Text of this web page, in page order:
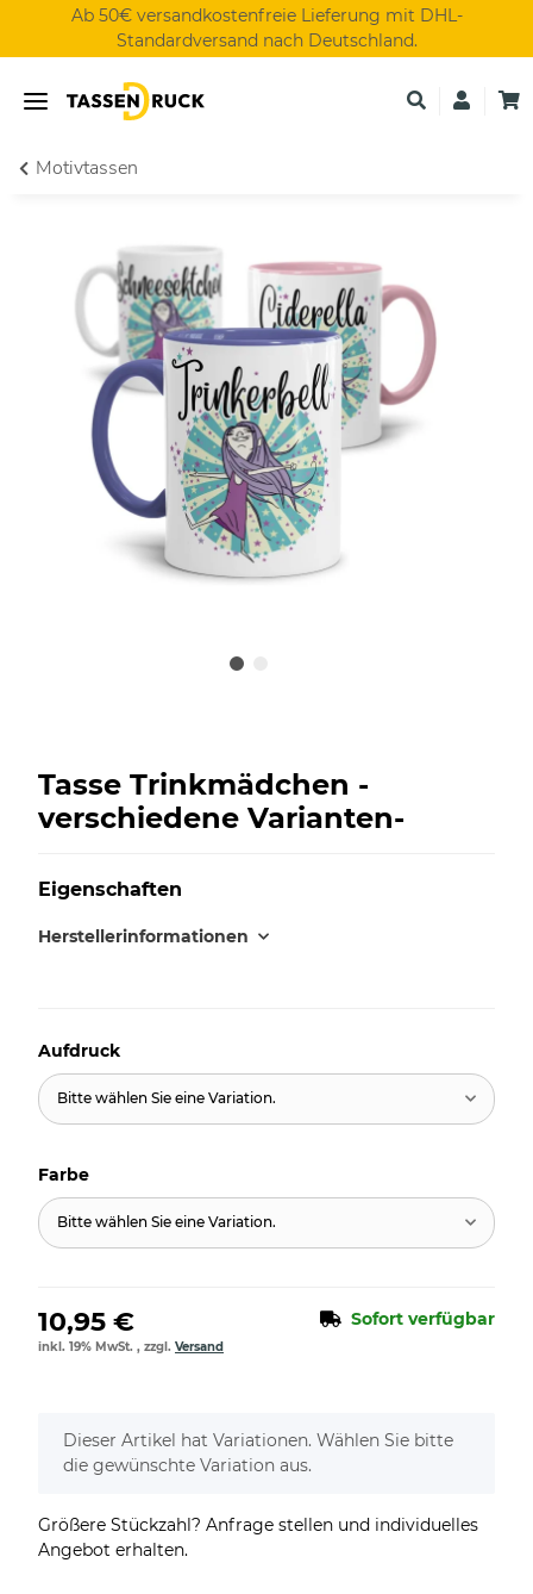
Ab 50€ versandkostenfreie Lieferung mit DHL-
Standardversand nach Deutschland.
Motivtassen
Tasse Trinkmädchen -
verschiedene Varianten-
Eigenschaften
Herstellerinformationen
Aufdruck
Bitte wählen Sie eine Variation.
Farbe
Bitte wählen Sie eine Variation.
10,95 € Sofort verfügbar
inkl. 19% MwSt. , zzgl. Versand
x
Dieser Artikel hat Variationen. Wählen Sie bitte
die gewünschte Variation aus.
Größere Stückzahl? Anfrage stellen und individuelles
Angebot erhalten.